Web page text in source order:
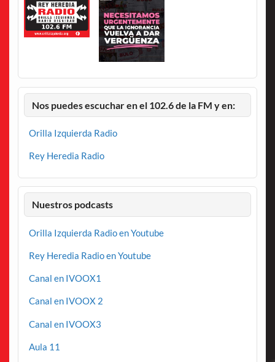
Nos puedes escuchar en el 102.6 de la FM y en:
Orilla Izquierda Radio
Rey Heredia Radio
Nuestros podcasts
Orilla Izquierda Radio en Youtube
Rey Heredia Radio en Youtube
Canal en IVOOX1
Canal en IVOOX 2
Canal en IVOOX3
Aula 11